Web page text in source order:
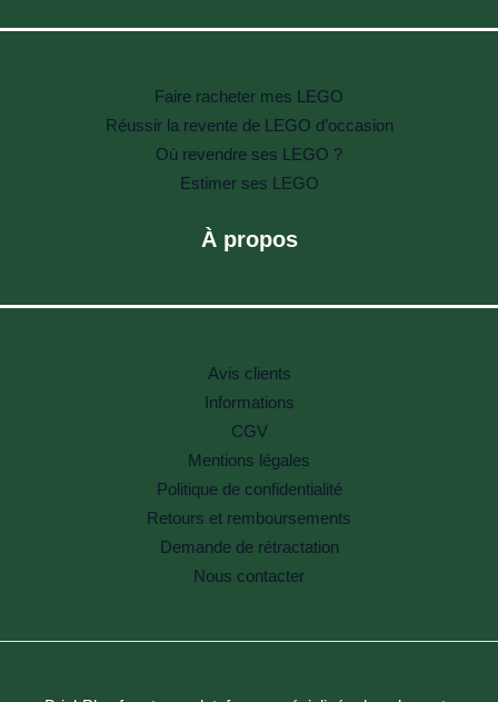
Faire racheter mes LEGO
Réussir la revente de LEGO d’occasion
Où revendre ses LEGO ?
Estimer ses LEGO
À propos
Avis clients
Informations
CGV
Mentions légales
Politique de confidentialité
Retours et remboursements
Demande de rétractation
Nous contacter